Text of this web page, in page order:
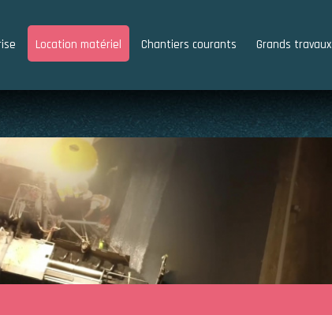
Location matériel Chantiers courants Grands travaux